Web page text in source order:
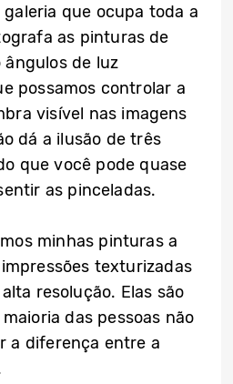
que ocupa toda a
as pinturas de
de luz
possamos controlar a
visível nas imagens
dá a ilusão de três
que você pode quase
as pinceladas.
minhas pinturas a
texturizadas
resolução. Elas são
das pessoas não
a diferença entre a